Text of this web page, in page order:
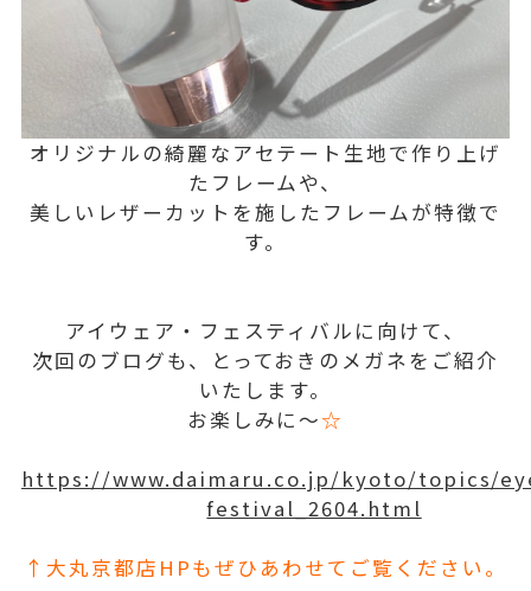
オリジナルの綺麗なアセテート生地で作り上げ
たフレームや、
美しいレザーカットを施したフレームが特徴で
す。
アイウェア・フェスティバルに向けて、
次回のブログも、とっておきのメガネをご紹介
いたします。
お楽しみに～☆
https://www.daimaru.co.jp/kyoto/topics/
festival_2604.html
↑大丸京都店HPもぜひあわせてご覧ください。